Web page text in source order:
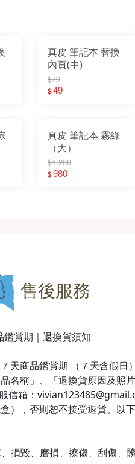
真皮 筆記本 替換
內頁(中)
$70
$49
真皮 筆記本 霧綠
（大）
$1,200
$980
售後服務
鑑賞期｜退換貨須知
天商品鑑賞期 （７天含假
稱」、「退換貨原因及照
箱：
），否則恕不接受退貨。以
損毀、磨損、擦傷、刮傷、髒